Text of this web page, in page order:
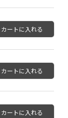
カートに入れる
カートに入れる
カートに入れる